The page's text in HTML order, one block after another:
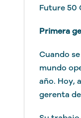
Future 50
Primera
Cuando
mundo
año. Hoy,
gerenta